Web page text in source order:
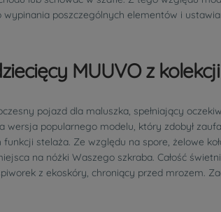
poszczególnych elementów i
MUUVO z
pojazd dla maluszka, spełniający
wersja popularnego modelu, który zdobył
stelaża. Ze względu na spore, żelowe
na nóżki Waszego szkraba. Całość
z ekoskóry, chroniący przed mrozem.